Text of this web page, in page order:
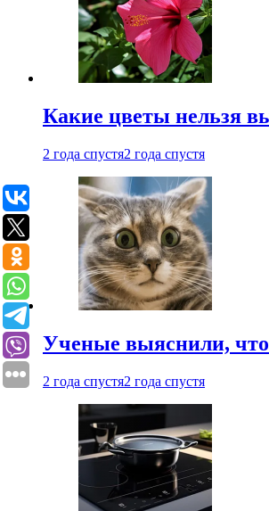
Какие цветы нельзя
2 года спустя2 года спустя
Ученые выяснили,
2 года спустя2 года спустя